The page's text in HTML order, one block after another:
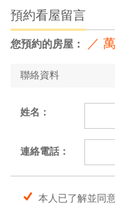
預約看屋留言
您預約的房屋： ／
聯絡資料
姓名：
連絡電話：
本人已了解並同